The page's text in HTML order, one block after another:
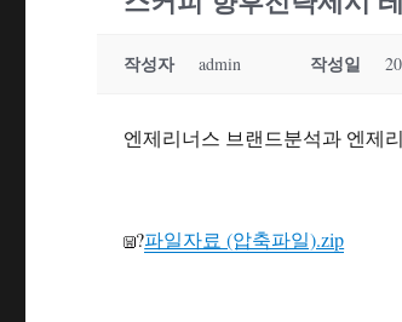
작성자 admin 작성일
엔제리너스 브랜드분석과 엔제
?파일자료 (압축파일).zip